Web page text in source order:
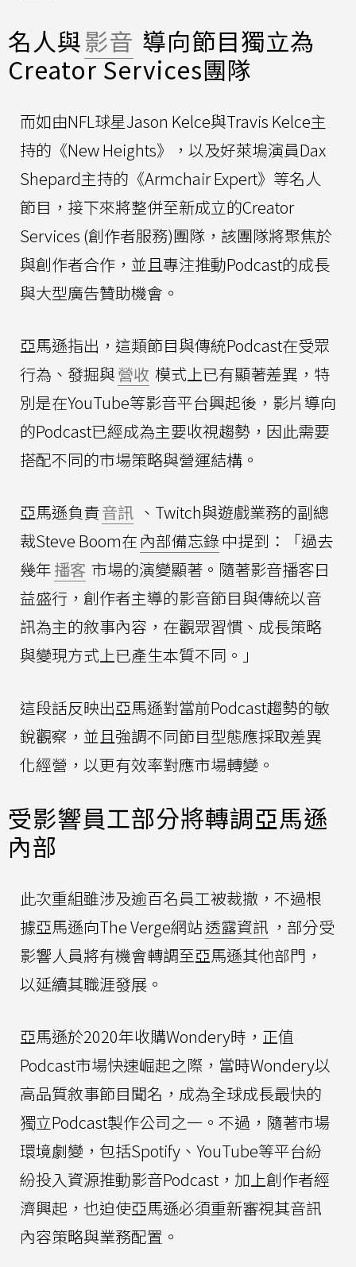
名人與影音 導向節目獨立為
Creator Services團隊
而如由NFL球星Jason Kelce與Travis Kelce主
持的《New Heights》，以及好萊塢演員Dax
Shepard主持的《Armchair Expert》等名人
節目，接下來將整併至新成立的Creator
Services (創作者服務)團隊，該團隊將聚焦於
與創作者合作，並且專注推動Podcast的成長
與大型廣告贊助機會。
亞馬遜指出，這類節目與傳統Podcast在受眾
行為、發掘與營收 模式上已有顯著差異，特
別是在YouTube等影音平台興起後，影片導向
的Podcast已經成為主要收視趨勢，因此需要
搭配不同的市場策略與營運結構。
亞馬遜負責音訊 、Twitch與遊戲業務的副總
裁Steve Boom在 內部備忘錄中提到：「過去
幾年播客 市場的演變顯著。隨著影音播客日
益盛行，創作者主導的影音節目與傳統以音
訊為主的敘事內容，在觀眾習慣、成長策略
與變現方式上已產生本質不同。」
這段話反映出亞馬遜對當前Podcast趨勢的敏
銳觀察，並且強調不同節目型態應採取差異
化經營，以更有效率對應市場轉變。
受影響員工部分將轉調亞馬遜
內部
此次重組雖涉及逾百名員工被裁撤，不過根
據亞馬遜向The Verge網站透露資訊 ，部分受
影響人員將有機會轉調至亞馬遜其他部門，
以延續其職涯發展。
亞馬遜於2020年收購Wondery時，正值
Podcast市場快速崛起之際，當時Wondery以
高品質敘事節目聞名，成為全球成長最快的
獨立Podcast製作公司之一。不過，隨著市場
環境劇變，包括Spotify、YouTube等平台紛
紛投入資源推動影音Podcast，加上創作者經
濟興起，也迫使亞馬遜必須重新審視其音訊
內容策略與業務配置。